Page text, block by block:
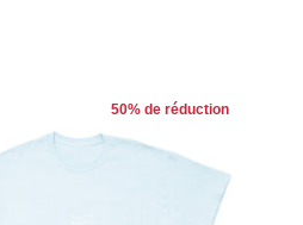
50% de réduction